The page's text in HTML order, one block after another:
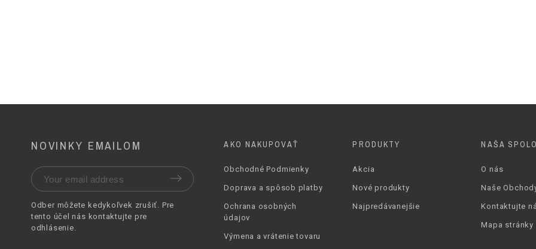
NOVINKY EMAILOM
Odber môžete kedykoľvek zrušiť. Pre
tento účel nás kontaktujte pre
odhlásenie.
AKO NAKUPOVAŤ
Obchodné Podmienky
Doprava a spôsob platby
Ochrana osobných
údajov
Výmena a vrátenie tovaru
PRODUKTY
Akcia
Nové produkty
Najpredávanejšie
NAŠA
O nás
Naše
Kontaktujte
Mapa stránky